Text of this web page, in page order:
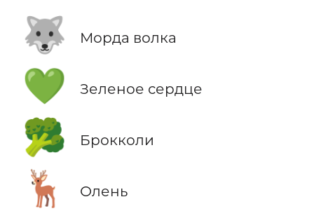
🐺 Морда волка
💚 Зеленое сердце
🥦 Брокколи
🦌 Олень